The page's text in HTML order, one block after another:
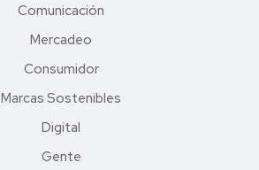
Comunicación
Mercadeo
Consumidor
Marcas Sostenibles
Digital
Gente